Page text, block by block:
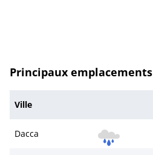
Principaux emplacements
Ville
Dacca